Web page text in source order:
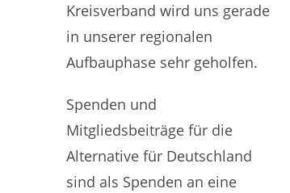
Kreisverband wird uns gerade
in unserer regionalen
Aufbauphase sehr geholfen.
Spenden und
Mitgliedsbeiträge für die
Alternative für Deutschland
sind als Spenden an eine